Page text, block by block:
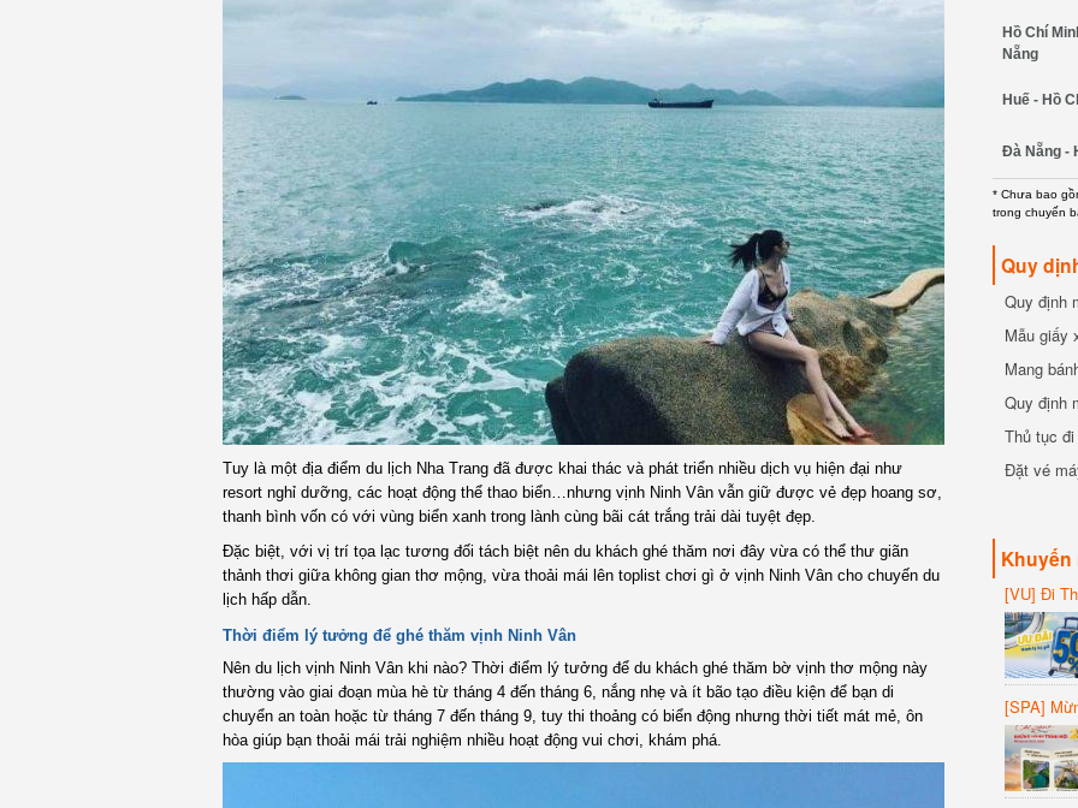
Tuy là một địa điểm du lịch Nha Trang đã được khai thác và phát triển nhiều dịch vụ hiện đại như
resort nghỉ dưỡng, các hoạt động thể thao biển…nhưng vịnh Ninh Vân vẫn giữ được vẻ đẹp hoang sơ,
thanh bình vốn có với vùng biển xanh trong lành cùng bãi cát trắng trải dài tuyệt đẹp.
Đặc biệt, với vị trí tọa lạc tương đối tách biệt nên du khách ghé thăm nơi đây vừa có thể thư giãn
thảnh thơi giữa không gian thơ mộng, vừa thoải mái lên toplist chơi gì ở vịnh Ninh Vân cho chuyến du
lịch hấp dẫn.
Thời điểm lý tưởng để ghé thăm vịnh Ninh Vân
Nên du lịch vịnh Ninh Vân khi nào? Thời điểm lý tưởng để du khách ghé thăm bờ vịnh thơ mộng này
thường vào giai đoạn mùa hè từ tháng 4 đến tháng 6, nắng nhẹ và ít bão tạo điều kiện để bạn di
chuyển an toàn hoặc từ tháng 7 đến tháng 9, tuy thi thoảng có biển động nhưng thời tiết mát mẻ, ôn
hòa giúp bạn thoải mái trải nghiệm nhiều hoạt động vui chơi, khám phá.
Hồ Chí
Nẵng
Huế - Hồ
Đà Nẵng -
* Chưa bao
trong chuyến
Quy
Quy định
cần biết
Mẫu giấy
Mang
Quy định
Thủ tục
Đặt vé
Khuyến
[VU] Đi
giảm 50%
[SPA]
20%